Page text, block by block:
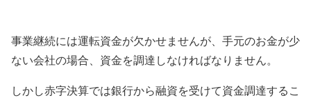
事業継続には運転資金が欠かせませんが、手元のお金が少
ない会社の場合、資金を調達しなければなりません。
しかし赤字決算では銀行から融資を受けて資金調達するこ